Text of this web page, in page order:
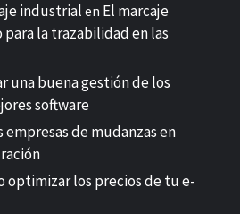
industrialen El marcaje
la trazabilidad en las
una buena gestión de los
software
empresas de mudanzas en
optimizar los precios de tu e-